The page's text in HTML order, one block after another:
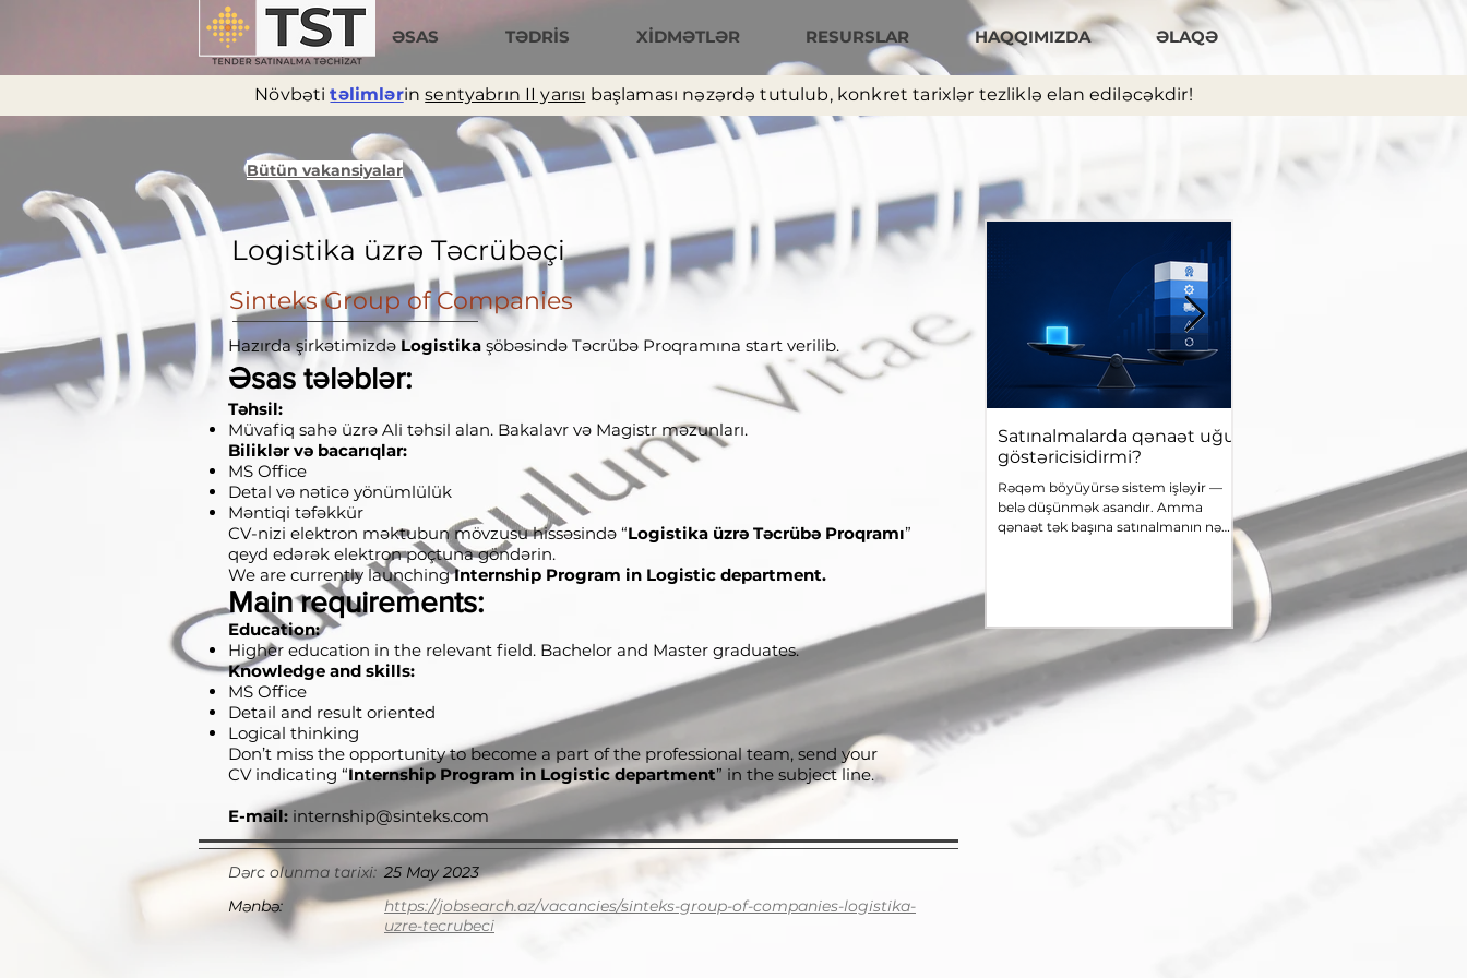
ƏSAS TƏDRİS XİDMƏTLƏR RESURSLAR HAQQIMIZDA ƏLAQƏ
Növbətitəlimlərinsentyabrın II yarısı başlaması nəzərdə tutulub, konkret tarixlər tezliklə elan ediləcəkdir!
Bütün vakansiyalar
Sinteks Group of Companies
Hazırda şirkətimizdə Logistika şöbəsində Təcrübə Proqramına start verilib.
Əsas tələblər:
Təhsil:
Müvafiq sahə üzrə Ali təhsil alan. Bakalavr və Magistr məzunları.
Biliklər və bacarıqlar:
MS Office
Detal və nəticə yönümlülük
Məntiqi təfəkkür
CV-nizi elektron məktubun mövzusu hissəsində “Logistika üzrə Təcrübə Proqramı”
qeyd edərək elektron poçtuna göndərin.
We are currently launchingInternship Program in Logistic department.
Main requirements:
Education:
Higher education in the relevant field. Bachelor and Master graduates.
Knowledge and skills:
MS Office
Detail and result oriented
Logical thinking
Don’t miss the opportunity to become a part of the professional team, send your
CV indicating “Internship Program in Logistic department” in the subject line.
E-mail: internship@sinteks.com
Dərc olunma tarixi:
Mənbə:
25 May 2023
https://jobsearch.az/vacancies/sinteks-group-of-companies-logistika-
uzre-tecrubeci
Logistika üzrə Təcrübəçi
Satınalmalarda qənaət uğur
göstəricisidirmi?
Rəqəm böyüyürsə sistem işləyir —
belə düşünmək asandır. Amma
qənaət tək başına satınalmanın nə
azaldır — və beynəlxalq təcrübə hansı
istiqaməti göstərir.
“kənarlaşdıra bilər”
Diskresiya, yoxsa hüquqi
risk?
Dövlət satınalmalarında
kənarlaşdırılması həm hüquqi,
də praktiki baxımdan ən həssas
sahələrdən biridir. Xüsusilə
(diskresion) kənarlaşdırma əsasları
çərçivəsində satınalan təşkilatın
qərarvermə sərhədləri tez-tez
mübahisə doğurur. Beynəlxalq